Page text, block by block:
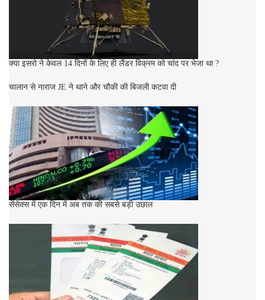
क्या इसरो ने केवल 14 दिनों के लिए ही लैंडर विक्रम को चांद पर भेजा था ?
चालान से नाराज JE ने थाने और चौकी की बिजली कटवा दी
सेंसेक्स में एक दिन में अब तक की सबसे बड़ी उछाल